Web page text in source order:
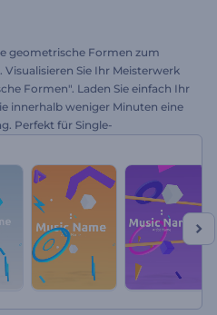
geometrische Formen zum
Sie Ihr Meisterwerk
Formen". Laden Sie einfach Ihr
innerhalb weniger Minuten eine
Perfekt für Single-
kostenlos!